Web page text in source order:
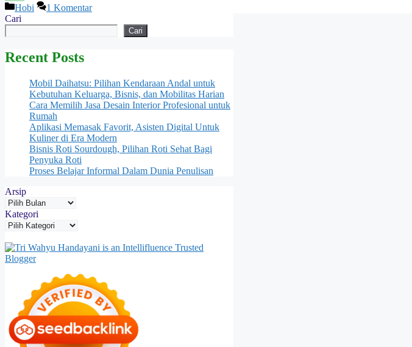
Share
Kategori
Hobi
1 Komentar
Cari
Cari
Recent Posts
Mobil Daihatsu: Pilihan Kendaraan Andal untuk
Kebutuhan Keluarga, Bisnis, dan Mobilitas Harian
Cara Memilih Jasa Desain Interior Profesional untuk
Rumah
Aplikasi Memasak Favorit, Asisten Digital Untuk
Kuliner di Era Modern
Bisnis Roti Sourdough, Pilihan Roti Sehat Bagi
Penyuka Roti
Proses Belajar Informal Dalam Dunia Penulisan
Arsip
Kategori